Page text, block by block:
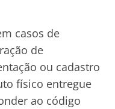
casos de
de
ou cadastro
físico entregue
ao código